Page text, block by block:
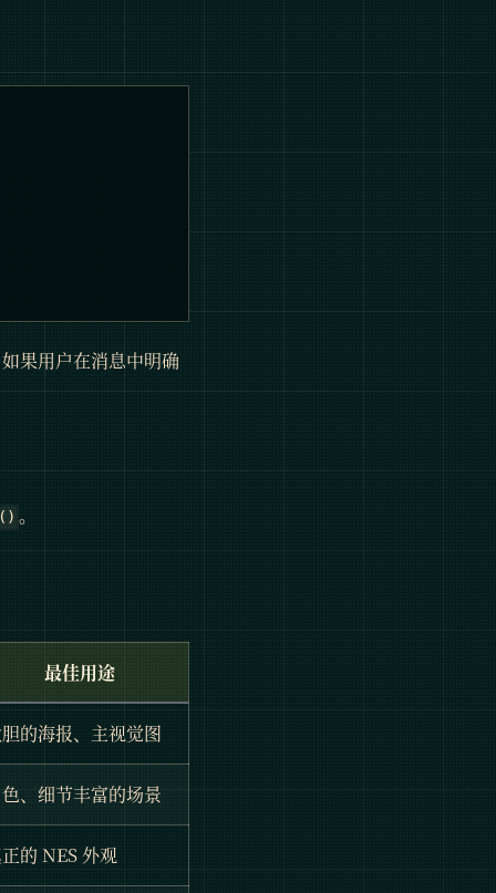
果用户在消息中明确
。
最佳用途
的海报、主视觉图
、细节丰富的场景
的 NES 外观